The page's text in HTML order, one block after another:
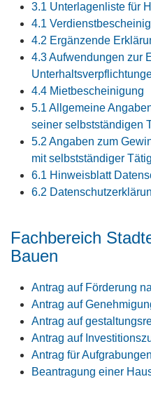
3.1 Unterlagenliste für
4.1
4.2 Ergänzende
4.3 Aufwendungen zur
4.4 Mietbescheinigung
5.1 Allgemeine
seiner selbstständigen
5.2 Angaben zum
mit selbstständiger
6.1 Hinweisblatt
6.2
Fachbereich
Bauen
Antrag auf Förderung
Antrag auf
Antrag auf
Antrag auf
Antrag für Aufgrabungen
Beantragung einer